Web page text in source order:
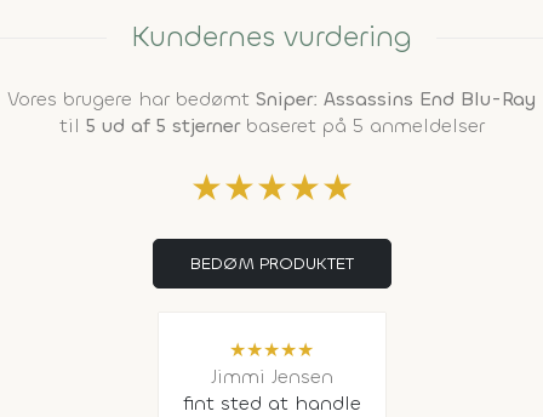
Kundernes vurdering
Vores brugere har bedømt Sniper: Assassins End Blu-Ray
til 5 ud af 5 stjernerbaseret på 5 anmeldelser
★★★★★
BEDØM PRODUKTET
★★★★★
Jimmi Jensen
fint sted at handle